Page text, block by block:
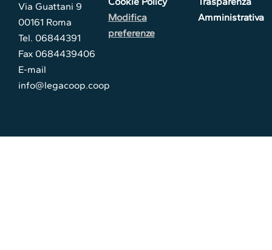
Via Guattani 9
00161 Roma
Tel. 06844391
Fax 0684439406
E-mail
info@legacoop.coop
Modifica
preferenze
Amministrativa